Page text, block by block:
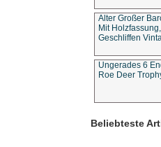
Alter Großer
Mit
Geschliffen
Ungerades 6
Roe Deer
Beliebteste